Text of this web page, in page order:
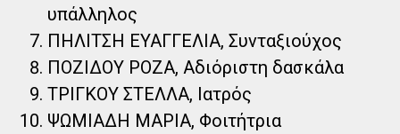
υπάλληλος
ΠΗΛΙΤΣΗ ΕΥΑΓΓΕΛΙΑ, Συνταξιούχος
ΠΟΖΙΔΟΥ ΡΟΖΑ, Αδιόριστη δασκάλα
ΤΡΙΓΚΟΥ ΣΤΕΛΛΑ, Ιατρός
ΨΩΜΙΑΔΗ ΜΑΡΙΑ, Φοιτήτρια